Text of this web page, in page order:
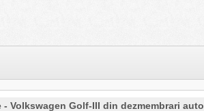
- Volkswagen Golf-III din dezmembrari auto